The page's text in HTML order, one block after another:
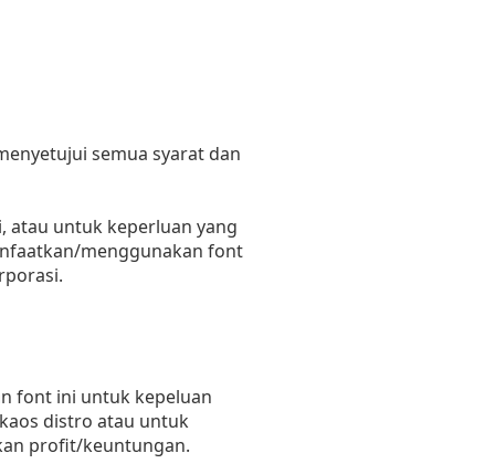
semua syarat dan
atau untuk keperluan yang
menggunakan font
font ini untuk kepeluan
distro atau untuk
profit/keuntungan.